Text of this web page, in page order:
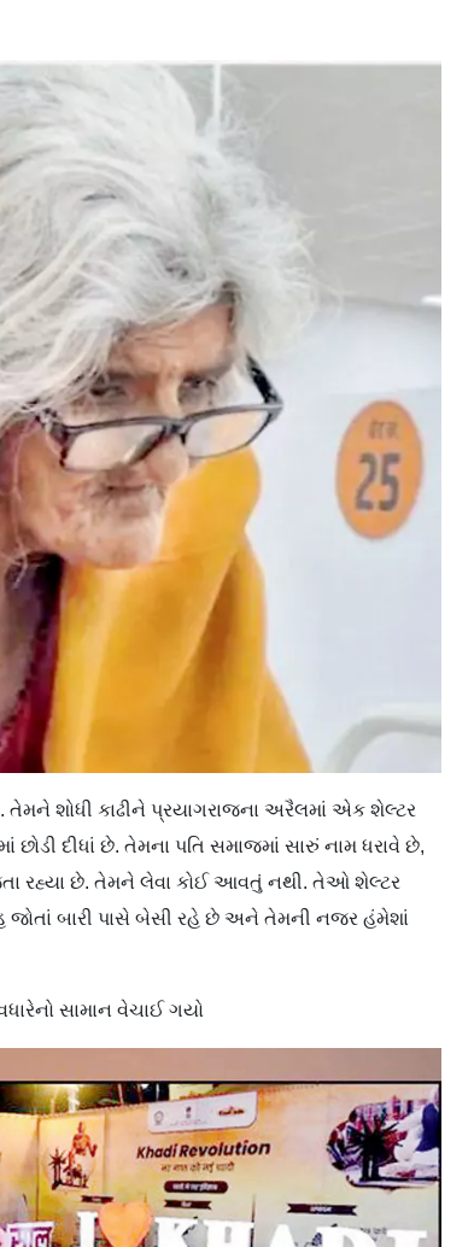
શોધી કાઢીને પ્રયાગરાજના અરૈલમાં એક શેલ્ટર
દીધાં છે. તેમના પતિ સમાજમાં સારું નામ ધરાવે છે,
રહ્યા છે. તેમને લેવા કોઈ આવતું નથી. તેઓ શેલ્ટર
બારી પાસે બેસી રહે છે અને તેમની નજર હંમેશાં
સામાન વેચાઈ ગયો